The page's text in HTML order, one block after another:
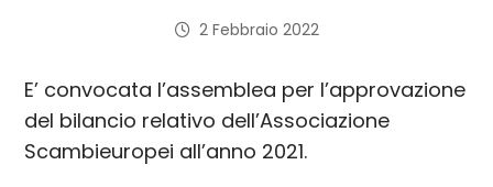
2 Febbraio 2022
E’ convocata l’assemblea per l’approvazione
del bilancio relativo dell’Associazione
Scambieuropei all’anno 2021.